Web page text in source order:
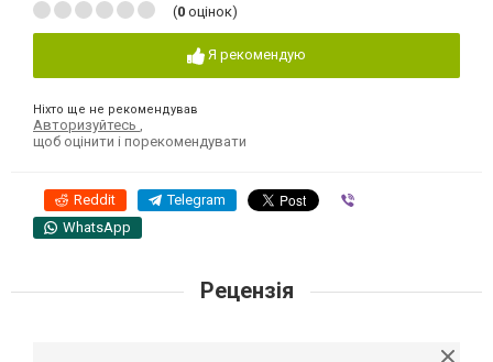
(0 оцінок)
Я рекомендую
Ніхто ще не рекомендував
Авторизуйтесь
щоб оцінити і порекомендувати
Reddit Telegram
WhatsApp
Рецензія